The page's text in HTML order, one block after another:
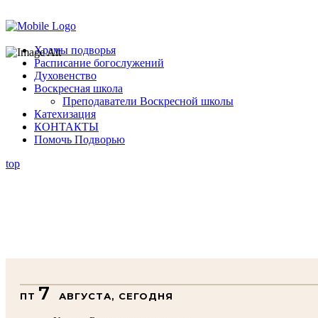
Храмы подворья
Расписание богослужений
Духовенство
Воскресная школа
Преподаватели Воскресной школы
Катехизация
КОНТАКТЫ
Помочь Подворью
top
ПТ 7 АВГУСТА, СЕГОДНЯ